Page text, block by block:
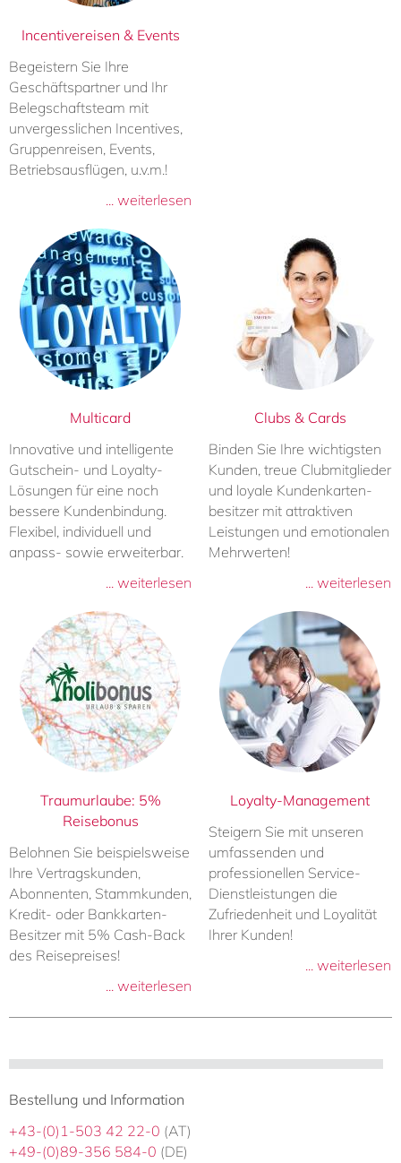
Incentivereisen & Events
Begeistern Sie Ihre
Geschäftspartner und Ihr
Belegschaftsteam mit
unvergesslichen Incentives,
Gruppenreisen, Events,
Betriebsausflügen, u.v.m.!
... weiterlesen
Multicard
Innovative und intelligente
Gutschein- und Loyalty-
Lösungen für eine noch
bessere Kundenbindung.
Flexibel, individuell und
anpass- sowie erweiterbar.
... weiterlesen
Clubs & Cards
Binden Sie Ihre wichtigsten
Kunden, treue Clubmitglieder
und loyale Kundenkarten-
besitzer mit attraktiven
Leistungen und emotionalen
Mehrwerten!
... weiterlesen
Traumurlaube: 5%
Reisebonus
Belohnen Sie beispielsweise
Ihre Vertragskunden,
Abonnenten, Stammkunden,
Kredit- oder Bankkarten-
Besitzer mit 5% Cash-Back
des Reisepreises!
... weiterlesen
Loyalty-Management
Steigern Sie mit unseren
umfassenden und
professionellen Service-
Dienstleistungen die
Zufriedenheit und Loyalität
Ihrer Kunden!
... weiterlesen
Bestellung und Information
+43-(0)1-503 42 22-0 (AT)
+49-(0)89-356 584-0 (DE)